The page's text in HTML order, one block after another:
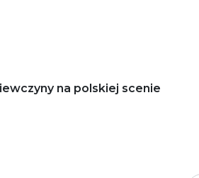
na polskiej scenie